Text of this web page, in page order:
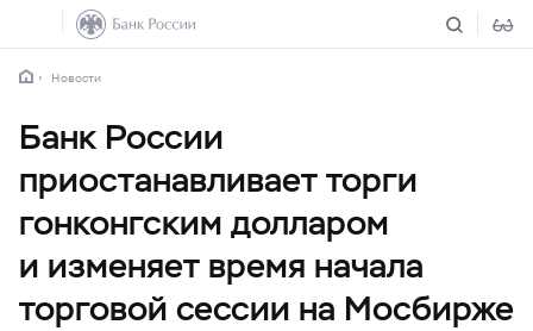
Новости
Банк России
приостанавливает торги
гонконгским долларом
и изменяет время начала
торговой сессии на Мосбирже